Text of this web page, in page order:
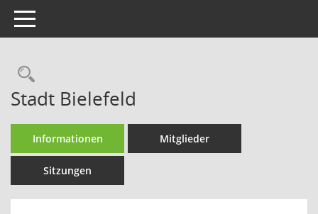
Toggle navigation
Rechercheauswahl
Stadt Bielefeld
Informationen Mitglieder
Sitzungen